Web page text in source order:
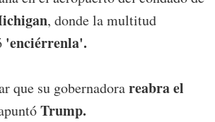
, donde la multitud
'enciérrenla'.
que su gobernadorareabra el
Trump.